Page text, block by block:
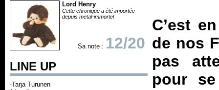
Lord Henry
Cette chronique a été importée
depuis metal-immortel
Sa note : 12/20
LINE UP
-Tarja Turunen
C’est
de nos
pas
pour